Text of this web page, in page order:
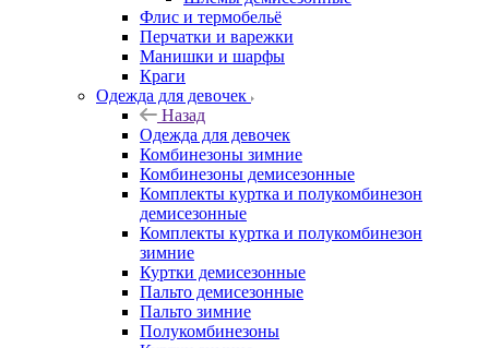
Флис и термобельё
Перчатки и варежки
Манишки и шарфы
Краги
Одежда для девочек
Назад
Одежда для девочек
Комбинезоны зимние
Комбинезоны демисезонные
Комплекты куртка и полукомбинезон
демисезонные
Комплекты куртка и полукомбинезон
зимние
Куртки демисезонные
Пальто демисезонные
Пальто зимние
Полукомбинезоны